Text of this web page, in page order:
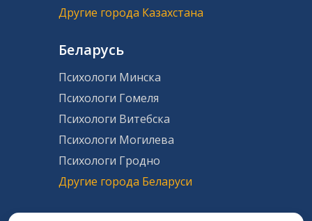
Другие города Казахстана
Беларусь
Психологи Минска
Психологи Гомеля
Психологи Витебска
Психологи Могилева
Психологи Гродно
Другие города Беларуси